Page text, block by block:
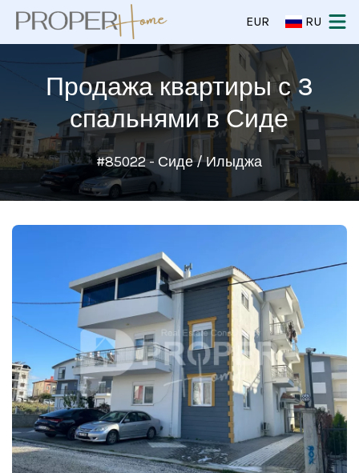
EUR RU
Продажа квартиры с 3
спальнями в Сиде
#85022 - Сиде / Илыджа